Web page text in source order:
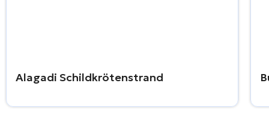
Alagadi Schildkrötenstrand